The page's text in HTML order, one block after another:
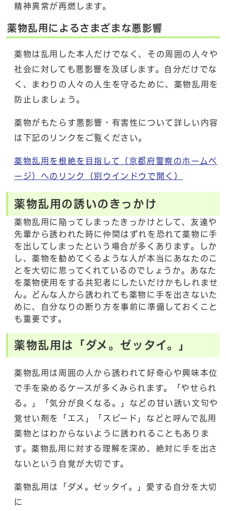
精神異常が再燃します。
薬物乱用によるさまざまな悪影響
薬物は乱用した本人だけでなく、その周囲の人々や
社会に対しても悪影響を及ぼします。自分だけでな
く、まわりの人々の人生を守るために、薬物乱用を
防止しましょう。
薬物がもたらす悪影響・有害性について詳しい内容
は下記のリンクをご覧ください。
薬物乱用を根絶を目指して（京都府警察のホームペ
ージ）へのリンク
（別ウインドウで開く）
薬物乱用の誘いのきっかけ
薬物乱用に陥ってしまったきっかけとして、友達や
先輩から誘われた時に仲間はずれを恐れて薬物に手
を出してしまったという場合が多くあります。しか
し、薬物を勧めてくるような人が本当にあなたのこ
とを大切に思ってくれているのでしょうか。あなた
を薬物使用をする共犯者にしたいだけかもしれませ
ん。どんな人から誘われても薬物に手を出さないた
めに、自分なりの断り方を事前に準備しておくこと
も重要です。
薬物乱用は「ダメ。ゼッタイ。」
薬物乱用は周囲の人から誘われて好奇心や興味本位
で手を染めるケースが多くみられます。「やせられ
る。」「気分が良くなる。」などの甘い誘い文句や
覚せい剤を「エス」「スピード」などと呼んで乱用
薬物とはわからないように誘われることもありま
す。薬物乱用に対する理解を深め、絶対に手を出さ
ないという自覚が大切です。
薬物乱用は「ダメ。ゼッタイ。」愛する自分を大切
に